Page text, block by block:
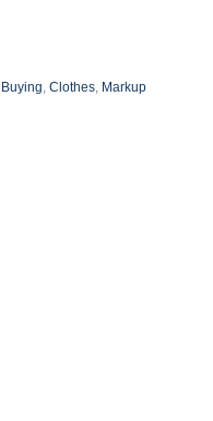
Buying ,Clothes Markup